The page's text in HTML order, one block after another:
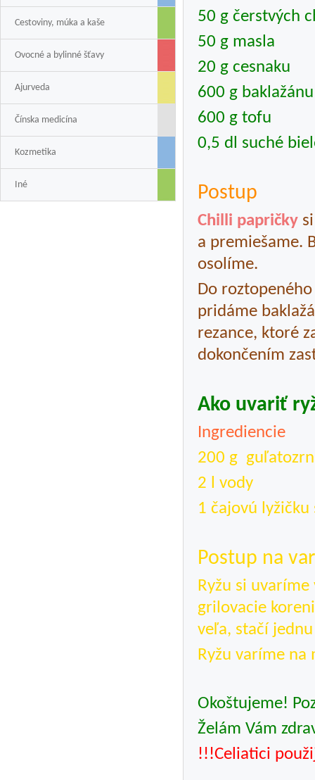
Cestoviny, múka a kaše
Ovocné a bylinné šťavy
Ajurveda
Čínska medicína
Kozmetika
Iné
50 g čerstvých
50 g masla
20 g cesnaku
600 g baklažánu
600 g tofu
0,5 dl suché
Postup
Chilli papričky
a premiešame.
osolíme.
Do
pridáme
rezance, ktoré
dokončením
Ako uvariť
Ingrediencie
200 g
2 l vody
1 čajovú lyžičku
Postup na
Ryžu si
grilovacie
veľa, stačí
Ryžu varíme
Okoštujeme!
Želám Vám
!!!Celiatici